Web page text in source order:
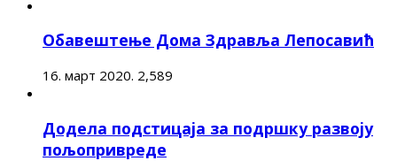
Обавештење Дома Здравља Лепосавић
16. март 2020. 2,589
Додела подстицаја за подршку развоју
пољопривреде